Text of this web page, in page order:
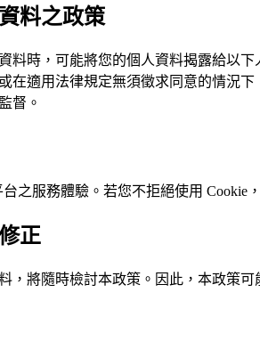
料之政策
料時，可能將您的個人資料揭露給以
在適用法律規定無須徵求同意的情況
督。
之服務體驗。若您不拒絕使用
正
，將隨時檢討本政策。因此，本政策